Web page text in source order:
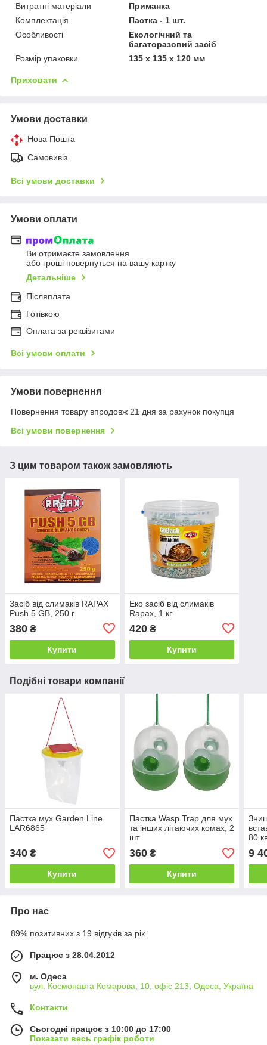
Витратні матеріали
Приманка
Комплектація
Пастка - 1 шт.
Особливості
Екологічний та
багаторазовий засіб
Розмір упаковки
135 х 135 х 120 мм
Приховати
Умови доставки
Нова Пошта
Самовивіз
Всі умови доставки
Умови оплати
Ви отримаєте замовлення
або гроші повернуться на вашу картку
Детальніше
Післяплата
Готівкою
Оплата за реквізитами
Всі умови оплати
Умови повернення
Повернення товару впродовж 21 дня за рахунок покупця
Всі умови повернення
З цим товаром також замовляють
Засіб від слимаків RAPAX
Push 5 GB, 250 г
380 ₴
Купити
Еко засіб від слимаків
Rapax, 1 кг
420₴
Купити
Подібні товари компанії
Пастка мух Garden Line
LAR6865
340 ₴
Купити
Пастка Wasp Trap для мух
та інших літаючих комах, 2
шт
360₴
Купити
80
9
Про нас
89% позитивних з 19 відгуків за рік
Працює з 28.04.2012
м. Одеса
вул. Космонавта Комарова, 10, офіс 213, Одеса, Україна
Контакти
Сьогодні працює з 10:00 до 17:00
Показати весь графік роботи